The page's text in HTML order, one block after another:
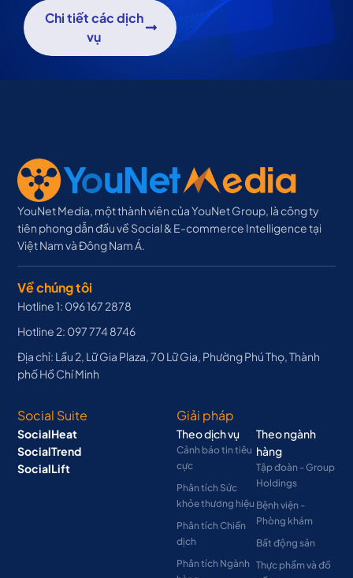
Chi tiết các dịch
vụ
YouNet Media, một thành viên của YouNet Group, là công ty
tiên phong dẫn đầu về Social & E-commerce Intelligence tại
Việt Nam và Đông Nam Á.
Về chúng tôi
Hotline 1: 096 167 2878
Hotline 2: 097 774 8746
Địa chỉ: Lầu 2, Lữ Gia Plaza, 70 Lữ Gia, Phường Phú Thọ, Thành
phố Hồ Chí Minh
Social Suite
SocialHeat
SocialTrend
SocialLift
Giải pháp
Theo dịch vụ
Cảnh báo tin tiêu
cực
Phân tích Sức
khỏe thương hiệu
Phân tích Chiến
dịch
Phân tích Ngành
Theo ngành
hàng
Tập đoàn - Group
Holdings
Bệnh viện -
Phòng khám
Bất động sản
Thực phẩm và đồ